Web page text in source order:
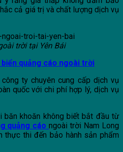
cả giá trị và chất lượng dịch vụ
trời tại Yên Bái
quảng cáo ngoài trời
ty chuyên cung cấp dịch vụ
quốc với chi phí hợp lý, dịch vụ
băn khoăn không biết bắt đầu từ
quảng cáongoài trời Nam Long
thi đến bảo hành sản phẩm